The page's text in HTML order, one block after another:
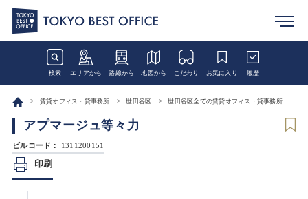
検索 エリアから 路線から 地図から こだわり お気に入り 履歴
賃貸オフィス・貸事務所 世田谷区 世田谷区全ての賃貸オフィス・貸事務所
アプマージュ等々力
ビルコード： 1311200151
印刷